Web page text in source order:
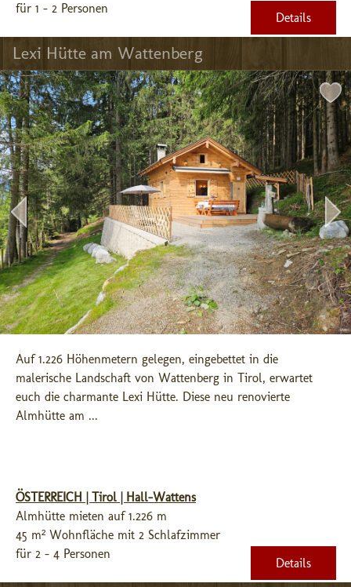
für 1 - 2 Personen
Details
Lexi Hütte am Wattenberg
Auf 1.226 Höhenmetern gelegen, eingebettet in die
malerische Landschaft von Wattenberg in Tirol, erwartet
euch die charmante Lexi Hütte. Diese neu renovierte
Almhütte am ...
ÖSTERREICH | Tirol | Hall-Wattens
Almhütte mieten auf 1.226 m
45 m² Wohnfläche mit 2 Schlafzimmer
für 2 - 4 Personen
Details